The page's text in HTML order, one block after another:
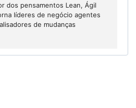
dos pensamentos Lean, Ágil
líderes de negócio agentes
de mudanças